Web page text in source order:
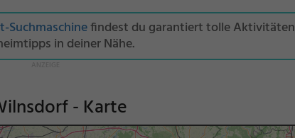
Suchmaschinefindest du garantiert tolle Aktivitäten
in deiner Nähe.
- Karte